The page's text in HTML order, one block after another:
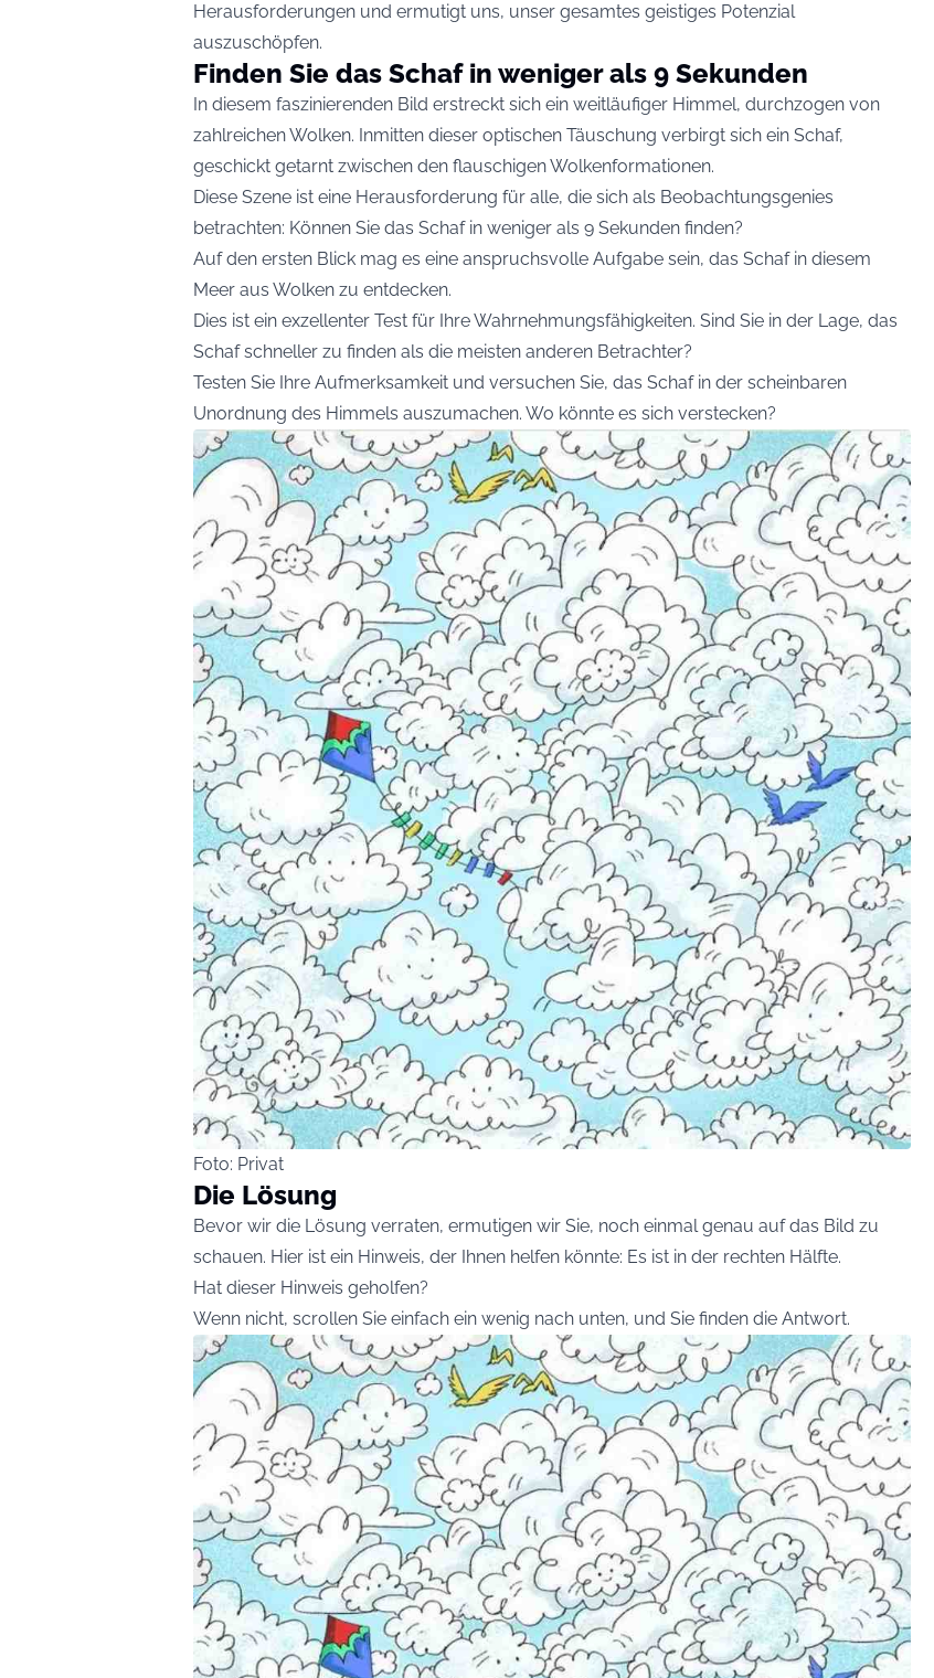
Herausforderungen und ermutigt uns, unser gesamtes geistiges Potenzial
auszuschöpfen.
Finden Sie das Schaf in weniger als 9 Sekunden
In diesem faszinierenden Bild erstreckt sich ein weitläufiger Himmel, durchzogen von
zahlreichen Wolken. Inmitten dieser optischen Täuschung verbirgt sich ein Schaf,
geschickt getarnt zwischen den flauschigen Wolkenformationen.
Diese Szene ist eine Herausforderung für alle, die sich als Beobachtungsgenies
betrachten: Können Sie das Schaf in weniger als 9 Sekunden finden?
Auf den ersten Blick mag es eine anspruchsvolle Aufgabe sein, das Schaf in diesem
Meer aus Wolken zu entdecken.
Dies ist ein exzellenter Test für Ihre Wahrnehmungsfähigkeiten. Sind Sie in der Lage, das
Schaf schneller zu finden als die meisten anderen Betrachter?
Testen Sie Ihre Aufmerksamkeit und versuchen Sie, das Schaf in der scheinbaren
Unordnung des Himmels auszumachen. Wo könnte es sich verstecken?
Foto: Privat
Die Lösung
Bevor wir die Lösung verraten, ermutigen wir Sie, noch einmal genau auf das Bild zu
schauen. Hier ist ein Hinweis, der Ihnen helfen könnte: Es ist in der rechten Hälfte.
Hat dieser Hinweis geholfen?
Wenn nicht, scrollen Sie einfach ein wenig nach unten, und Sie finden die Antwort.